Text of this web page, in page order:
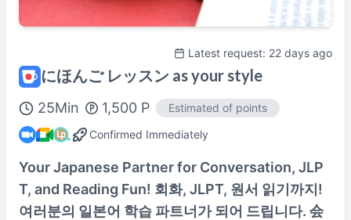
Latest request: 22 days ago
にほんご レッスン as your style
25Min 1,500 P
Estimated of points
Confirmed Immediately
Your Japanese Partner for Conversation, JLP
T, and Reading Fun! 회화, JLPT, 원서 읽기까지!
여러분의 일본어 학습 파트너가 되어 드립니다. 会
Sun
18:30 –
Actual availability may differ. Please check when you make a request.
Perfil del(de la) tutor/a
100% Satisfaction Guaranteed Lesson
Details Here→